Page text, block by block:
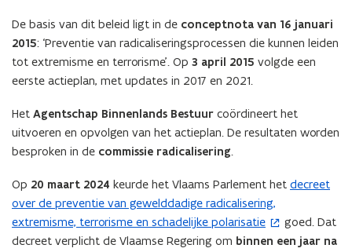
De basis van dit beleid ligt in de conceptnota van 16 januari
2015: ‘Preventie van radicaliseringsprocessen die kunnen leiden
tot extremisme en terrorisme’. Op 3 april 2015 volgde een
eerste actieplan, met updates in 2017 en 2021.
Het Agentschap Binnenlands Bestuur coördineert het
uitvoeren en opvolgen van het actieplan. De resultaten worden
besproken in de commissie radicalisering.
Op 20 maart 2024 keurde het Vlaams Parlement het decreet
over de preventie van gewelddadige radicalisering,
extremisme, terrorisme en schadelijke polarisatie
(
p
e
goed. Dat
decreet verplicht de Vlaamse Regering om binnen een jaar na